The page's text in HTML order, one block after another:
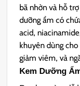
bã nhờn và hỗ
dưỡng ẩm có
acid,
khuyên dùng
giảm viêm, và
Kem Dưỡng